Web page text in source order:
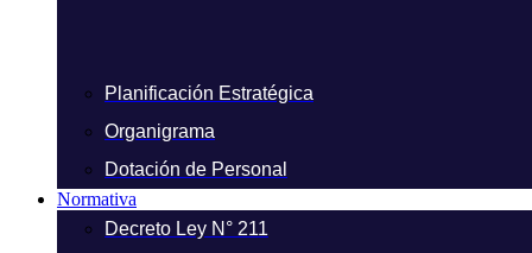
Planificación Estratégica
Organigrama
Dotación de Personal
Normativa
Decreto Ley N° 211